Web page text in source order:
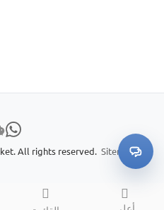
All rights reserved. Sitemap